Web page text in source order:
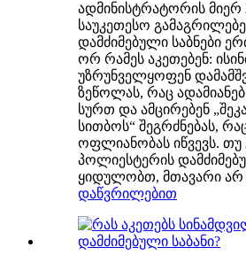
ადმინისტრატორის მიერ
საუკეთესო
დამძიმებული საბნები
ორ რამეს აკეთებენ:
უზრუნველყოფენ
ზეწოლას, რაც
სურთ და ამცირებენ
სითბოს“ შეგრძნებას,
ოფლიანობას იწვევს.
პოლიესტერის
ყიდულობთ, მთავარი არ
დაწვრილებით